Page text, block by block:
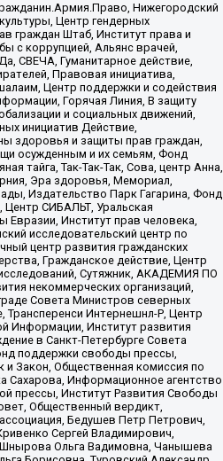
Нижегородский
Центр гендерных
граждан Штаб, Институт права и
с коррупцией, Альянс врачей,
СВЕЧА, Гуманитарное действие,
Правовая инициатива,
Центр поддержки и содействия
Горячая Линия, В защиту
и социальных движений,
инициатив Действие,
здоровья и защиты прав граждан,
осужденным и их семьям, Фонд
тайга, Так-Так-Так, Сова, центр Анна,
Эра здоровья, Мемориал,
Издательство Парк Гагарина, Фонд
СИБАЛЬТ, Уральская
Евразии, Институт прав человека,
исследовательский центр по
центр развития гражданских
Гражданское действие, Центр
Сутяжник, АКАДЕМИЯ ПО
некоммерческих организаций,
Совета Министров северных
Трансперенси Интернешнл-Р, Центр
Информации, Институт развития
в Санкт-Петербурге Совета
поддержки свободы прессы,
и Закон, Общественная комиссия по
Сахарова, Информационное агентство
прессы, Институт Развития Свободы
Общественный вердикт,
Бедушев Петр Петрович,
Сергей Владимирович,
Ольга Вадимовна, Чанышева